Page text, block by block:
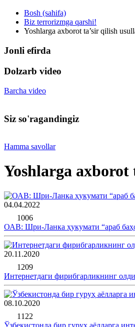
Bosh (sahifa)
Biz terrorizmga qarshi!
Yoshlarga axborot ta’sir qilish
Jonli efirda
Dolzarb video
Barcha video
Siz so'ragandingiz
Hamma savollar
Yoshlarga
04.04.2022
1006
ОАВ: Шри-Ланка ҳукумати “араб
20.11.2020
1209
Интернетдаги фирибгарликнинг
08.10.2020
1122
Ўзбекистонда бир гуруҳ аёлларга